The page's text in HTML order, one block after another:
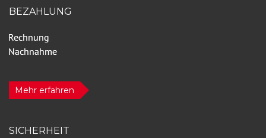
BEZAHLUNG
Mehr erfahren
SICHERHEIT